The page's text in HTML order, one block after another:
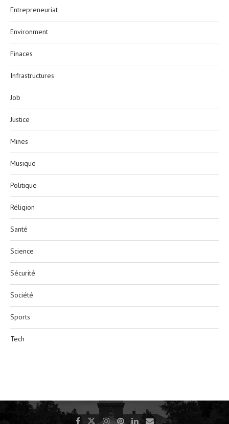
Entrepreneuriat
Environment
Finaces
Infrastructures
Job
Justice
Mines
Musique
Politique
Réligion
Santé
Science
Sécurité
Société
Sports
Tech